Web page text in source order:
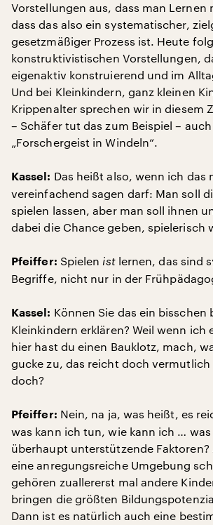
Vorstellungen aus, dass man Lernen
dass das also ein systematischer,
gesetzmäßiger Prozess ist. Heute
konstruktivistischen Vorstellungen,
eigenaktiv konstruierend und im
Und bei Kleinkindern, ganz kleinen
Krippenalter sprechen wir in diesem
– Schäfer tut das zum Beispiel –
„Forschergeist in Windeln“.
Kassel: Das heißt also, wenn ich das
vereinfachend sagen darf: Man soll
spielen lassen, aber man soll ihnen
dabei die Chance geben, spielerisch
Pfeiffer: Spielen istlernen, das sind
Begriffe, nicht nur in der
Kassel: Können Sie das ein bisschen
Kleinkindern erklären? Weil wenn ich
hier hast du einen Bauklotz, mach,
gucke zu, das reicht doch
doch?
Pfeiffer: Nein, na ja, was heißt, es
was kann ich tun, wie kann ich … was
überhaupt unterstützende Faktoren?
eine anregungsreiche Umgebung
gehören zuallererst mal andere
bringen die größten
Dann ist es natürlich auch eine